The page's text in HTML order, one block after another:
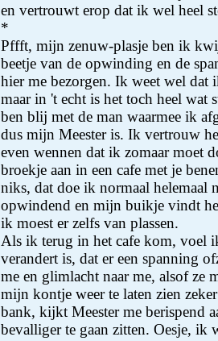
en vertrouwt erop dat ik wel heel
*
Pffft, mijn zenuw-plasje ben ik
beetje van de opwinding en de
hier me bezorgen. Ik weet wel dat
maar in 't echt is het toch heel wat
ben blij met de man waarmee ik
dus mijn Meester is. Ik vertrouw
even wennen dat ik zomaar moet
broekje aan in een cafe met je
niks, dat doe ik normaal helemaal
opwindend en mijn buikje vindt
ik moest er zelfs van plassen.
Als ik terug in het cafe kom, voel
verandert is, dat er een spanning
me en glimlacht naar me, alsof ze
mijn kontje weer te laten zien
bank, kijkt Meester me berispend
bevalliger te gaan zitten. Oesje, ik